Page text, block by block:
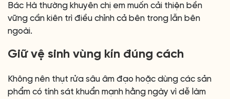
Bác Hà thường khuyên chị em muốn cải thiện bền
vững cần kiên trì điều chỉnh cả bên trong lẫn bên
ngoài.
Giữ vệ sinh vùng kín đúng cách
Không nên thụt rửa sâu âm đạo hoặc dùng các sản
phẩm có tính sát khuẩn mạnh hằng ngày vì dễ làm